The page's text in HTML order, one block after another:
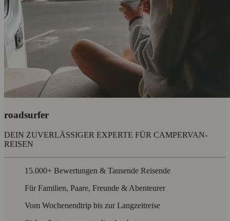
roadsurfer
DEIN ZUVERLÄSSIGER EXPERTE FÜR CAMPERVAN-
REISEN
15.000+ Bewertungen & Tausende Reisende
Für Familien, Paare, Freunde & Abenteurer
Vom Wochenendtrip bis zur Langzeitreise